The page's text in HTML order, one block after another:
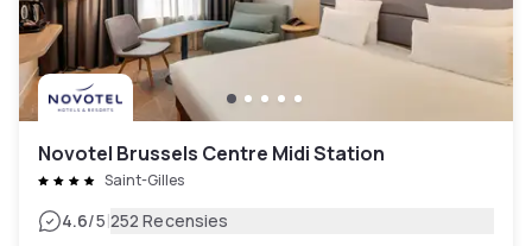
Novotel Brussels Centre Midi Station
Saint-Gilles
4.6/5|252 Recensies